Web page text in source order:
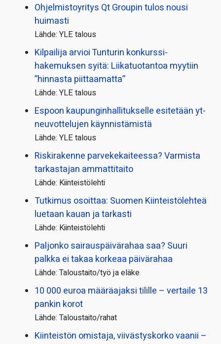
Ohjelmistoyritys Qt Groupin tulos nousi
huimasti
Lähde: YLE talous
Kilpailija arvioi Tunturin konkurssi­
hakemuksen syitä: Liikatuotantoa myytiin
”hinnasta piittaamatta”
Lähde: YLE talous
Espoon kaupungin­hallitukselle esitetään yt-
neuvottelujen käynnistämistä
Lähde: YLE talous
Riskirakenne parvekekaiteessa? Varmista
tarkastajan ammattitaito
Lähde: Kiinteistölehti
Tutkimus osoittaa: Suomen Kiinteistölehteä
luetaan kauan ja tarkasti
Lähde: Kiinteistölehti
Paljonko sairauspäivä­rahaa saa? Suuri
palkka ei takaa korkeaa päivärahaa
Lähde: Taloustaito/työ ja eläke
10 000 euroa määräajaksi tilille – vertaile 13
pankin korot
Lähde: Taloustaito/rahat
Kiinteistön omistaja, viivästyskorko vaanii –